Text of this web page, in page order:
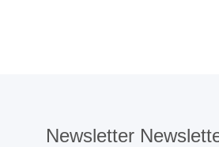
Newsletter